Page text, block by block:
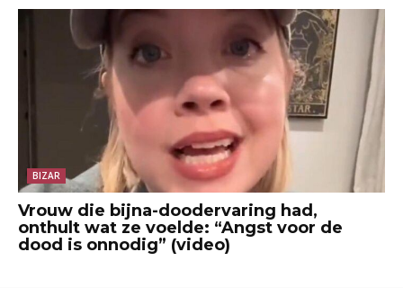
BIZAR
Vrouw die bijna-doodervaring had,
onthult wat ze voelde: “Angst voor de
dood is onnodig” (video)